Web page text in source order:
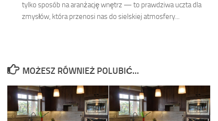
tylko sposób na aranżację wnętrz — to prawdziwa uczta dla
zmysłów, która przenosi nas do sielskiej atmosfery...
MOŻESZ RÓWNIEŻ POLUBIĆ…